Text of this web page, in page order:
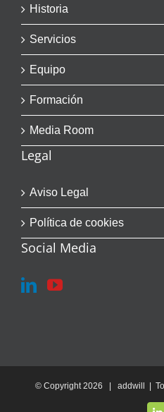
Historia
Servicios
Equipo
Formación
Media Room
Legal
Aviso Legal
Política de cookies
Social Media
© Copyright2026 | addwill |